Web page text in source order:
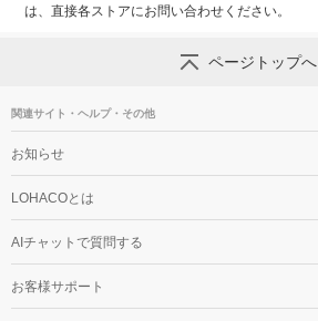
は、直接各ストアにお問い合わせください。
ページトップへ
関連サイト・ヘルプ・その他
お知らせ
LOHACOとは
AIチャットで質問する
お客様サポート